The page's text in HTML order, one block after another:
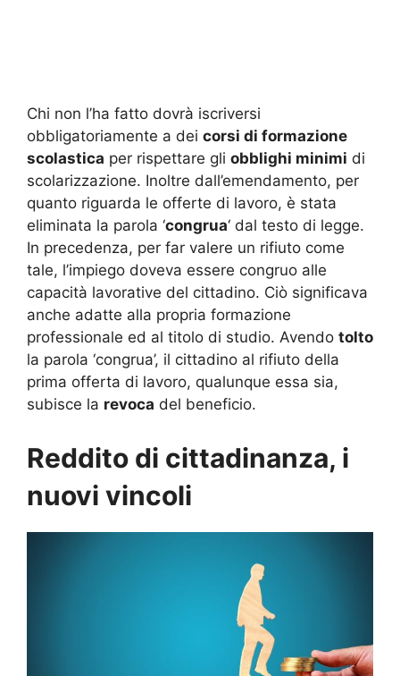
Chi non l’ha fatto dovrà iscriversi
obbligatoriamente a dei corsi di formazione
scolastica per rispettare gli obblighi minimi di
scolarizzazione. Inoltre dall’emendamento, per
quanto riguarda le offerte di lavoro, è stata
eliminata la parola ‘congrua‘ dal testo di legge.
In precedenza, per far valere un rifiuto come
tale, l’impiego doveva essere congruo alle
capacità lavorative del cittadino. Ciò significava
anche adatte alla propria formazione
professionale ed al titolo di studio. Avendo tolto
la parola ‘congrua’, il cittadino al rifiuto della
prima offerta di lavoro, qualunque essa sia,
subisce la revoca del beneficio.
Reddito di cittadinanza, i
nuovi vincoli